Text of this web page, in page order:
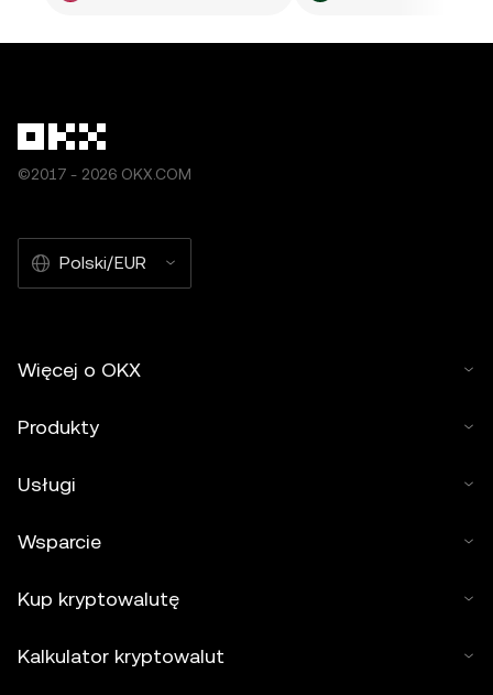
©2017 - 2026 OKX.COM
Polski/EUR
Więcej o OKX
Produkty
Usługi
Wsparcie
Kup kryptowalutę
Kalkulator kryptowalut